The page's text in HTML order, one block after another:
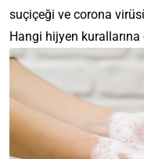
suçiçeği ve corona
Hangi hijyen